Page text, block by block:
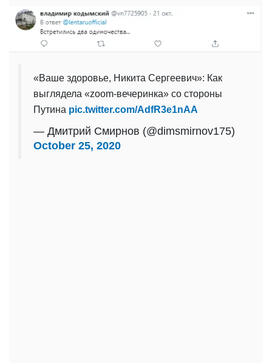
«Ваше здоровье, Никита Сергеевич»: Как
выглядела «zoom-вечеринка» со стороны
Путина pic.twitter.com/AdfR3e1nAA
— Дмитрий Смирнов (@dimsmirnov175)
October 25, 2020